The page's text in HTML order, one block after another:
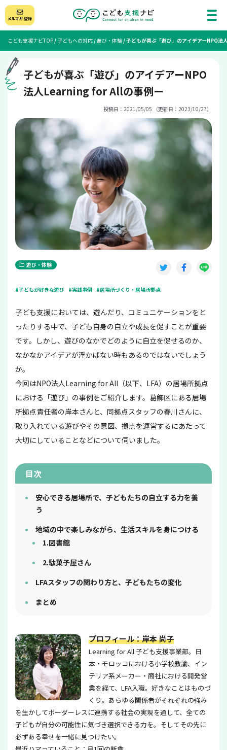
こども支援ナビTOP/子どもへの対応/遊び・体験/子どもが喜ぶ「遊び」のアイデアーNPO
子どもが喜ぶ「遊び」のアイデアーNPO
法人Learning for Allの事例ー
投稿日：2021/05/05 （更新日：2023/10/27）
遊び・体験
#子どもが好きな遊び #実践事例 #居場所づくり・居場所拠点
子ども支援においては、遊んだり、コミュニケーションをと
ったりする中で、子ども自身の自立や成長を促すことが重要
です。しかし、遊びのなかでどのように自立を促せるのか、
なかなかアイデアが浮かばない時もあるのではないでしょう
か。
今回はNPO法人Learning for All（以下、LFA）の居場所拠点
における「遊び」の事例をご紹介します。 葛飾区にある居場
所拠点責任者の岸本さんと、同拠点スタッフの春川さんに、
取り入れている遊びやその意図、拠点を運営するにあたって
大切にしていることなどについて伺いました。
目次
安心できる居場所で、子どもたちの自立する力を養
う
地域の中で楽しみながら、生活スキルを身につける
1.図書館
2.駄菓子屋さん
LFAスタッフの関わり方と、子どもたちの変化
まとめ
プロフィール：岸本 尚子
Learning for All 子ども支援事業部。日
本・モロッコにおける小学校教諭、イン
テリア系メーカー・商社における開発営
業を経て、LFA入職。好きなことはものづ
くり。あらゆる関係者がそれぞれの強み
を生かしてボーダーレスに連携する社会の実現を通して、全ての
子どもが自分の可能性に気づき選択できる力を。そしてその先に
必ずある幸せを一緒に見つけたい。